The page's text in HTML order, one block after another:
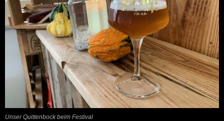
Unser Quittenbock beim Festival